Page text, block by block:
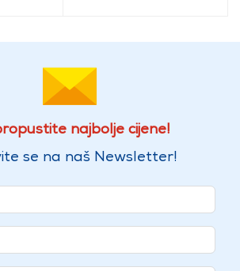
najbolje cijene!
se na naš Newsletter!